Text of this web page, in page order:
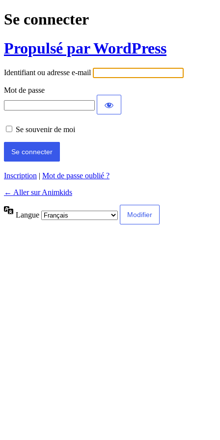
Se connecter
Propulsé par WordPress
Identifiant ou adresse e-mail
Mot de passe
Se souvenir de moi
Inscription | Mot de passe oublié ?
← Aller sur Animkids
Langue